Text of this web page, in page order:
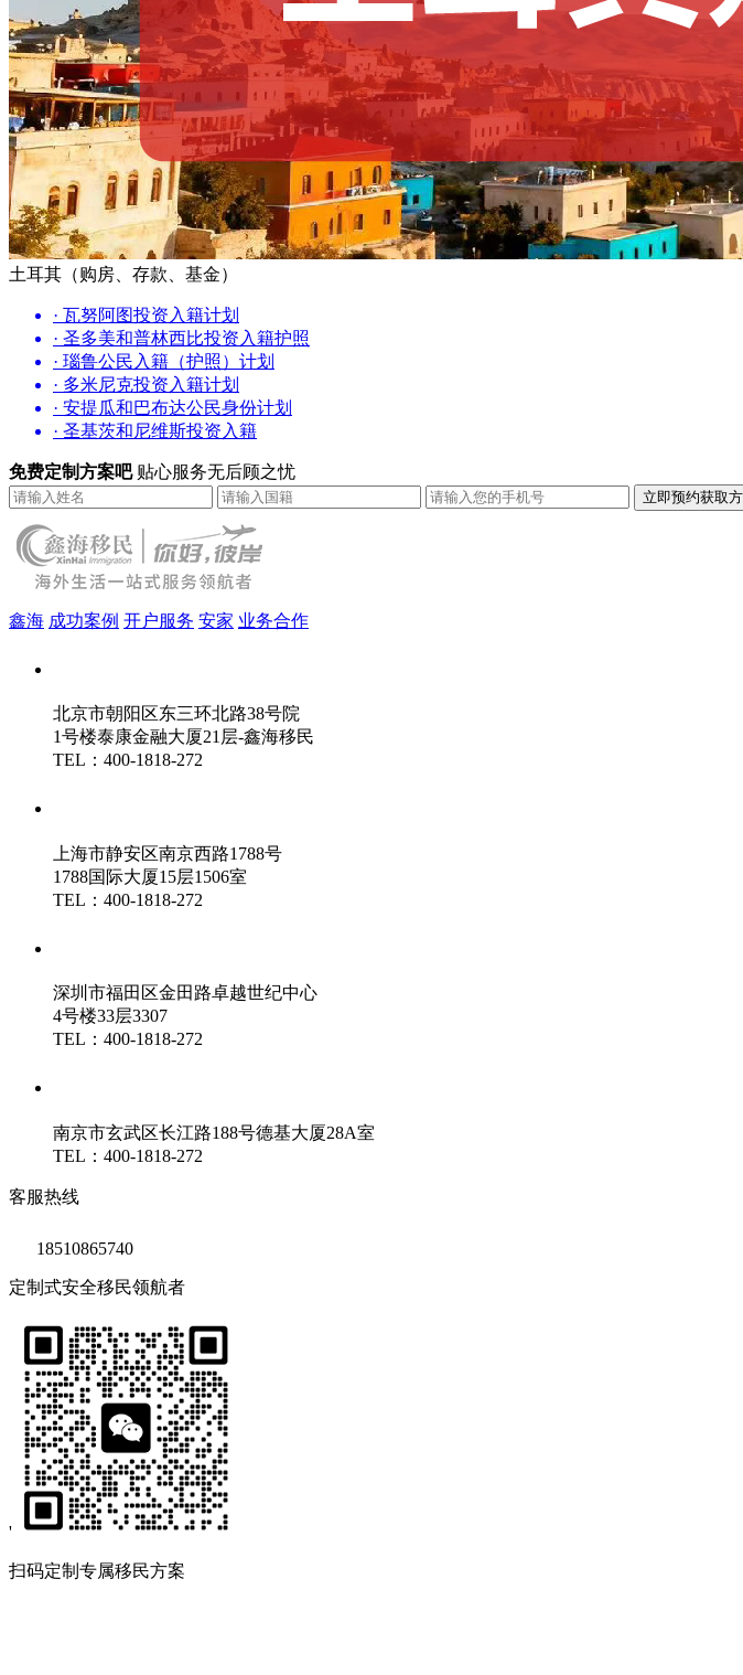
土耳其（购房、存款、基金）
· 瓦努阿图投资入籍计划
· 圣多美和普林西比投资入籍护照
· 瑙鲁公民入籍（护照）计划
· 多米尼克投资入籍计划
· 安提瓜和巴布达公民身份计划
· 圣基茨和尼维斯投资入籍
免费定制方案吧 贴心服务无后顾之忧
鑫海 成功案例 开户服务 安家 业务合作
北京市朝阳区东三环北路38号院
1号楼泰康金融大厦21层-鑫海移民
TEL：400-1818-272
上海市静安区南京西路1788号
1788国际大厦15层1506室
TEL：400-1818-272
深圳市福田区金田路卓越世纪中心
4号楼33层3307
TEL：400-1818-272
南京市玄武区长江路188号德基大厦28A室
TEL：400-1818-272
客服热线
18510865740
定制式安全移民领航者
'
扫码定制专属移民方案